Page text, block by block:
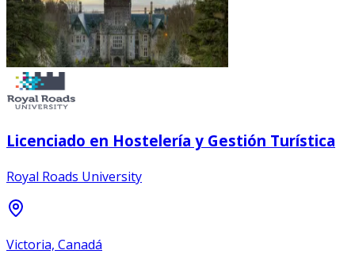
Licenciado en Hostelería y Gestión Turística
Royal Roads University
Victoria, Canadá